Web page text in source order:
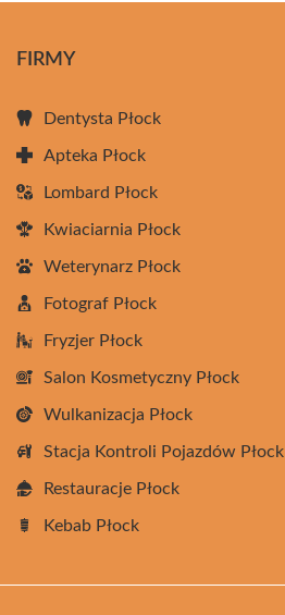
FIRMY
Dentysta Płock
Apteka Płock
Lombard Płock
Kwiaciarnia Płock
Weterynarz Płock
Fotograf Płock
Fryzjer Płock
Salon Kosmetyczny Płock
Wulkanizacja Płock
Stacja Kontroli Pojazdów Płock
Restauracje Płock
Kebab Płock